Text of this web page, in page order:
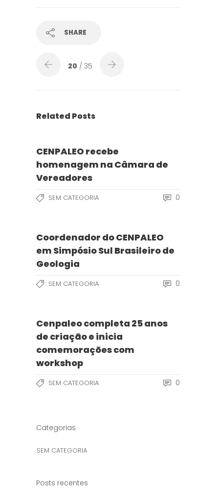
SHARE
20 / 35
Related Posts
CENPALEO recebe
homenagem na Câmara de
Vereadores
SEM CATEGORIA 0
Coordenador do CENPALEO
em Simpósio Sul Brasileiro de
Geologia
SEM CATEGORIA 0
Cenpaleo completa 25 anos
de criação e inicia
comemorações com
workshop
SEM CATEGORIA 0
Categorias
SEM CATEGORIA
Posts recentes